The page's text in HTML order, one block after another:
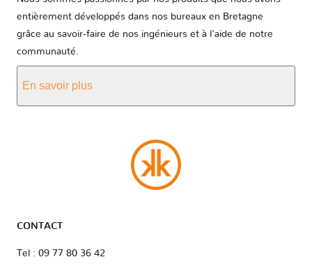
entièrement développés dans nos bureaux en Bretagne
grâce au savoir-faire de nos ingénieurs et à l'aide de notre
communauté.
En savoir plus
CONTACT
Tel : 09 77 80 36 42